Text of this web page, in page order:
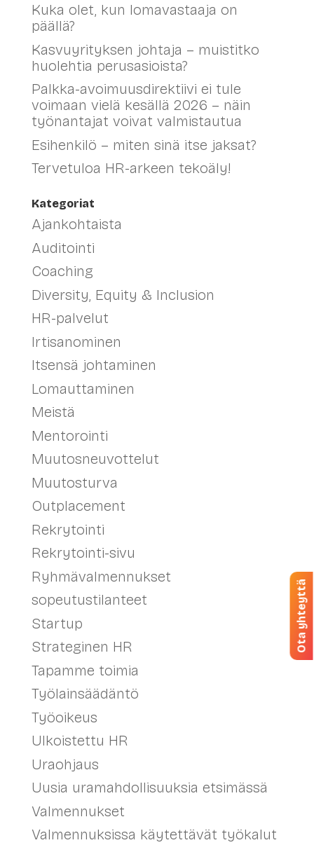
Kuka olet, kun lomavastaaja on
päällä?
Kasvuyrityksen johtaja – muistitko
huolehtia perusasioista?
Palkka-avoimuusdirektiivi ei tule
voimaan vielä kesällä 2026 – näin
työnantajat voivat valmistautua
Esihenkilö – miten sinä itse jaksat?
Tervetuloa HR-arkeen tekoäly!
Kategoriat
Ajankohtaista
Auditointi
Coaching
Diversity, Equity & Inclusion
HR-palvelut
Irtisanominen
Itsensä johtaminen
Lomauttaminen
Meistä
Mentorointi
Muutosneuvottelut
Muutosturva
Outplacement
Rekrytointi
Rekrytointi-sivu
Ryhmävalmennukset
sopeutustilanteet
Startup
Strateginen HR
Tapamme toimia
Työlainsäädäntö
Työoikeus
Ulkoistettu HR
Uraohjaus
Uusia uramahdollisuuksia etsimässä
Valmennukset
Valmennuksissa käytettävät työkalut
Ota yhteyttä